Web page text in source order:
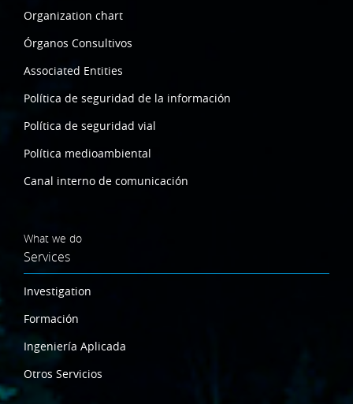
Organization chart
Órganos Consultivos
Associated Entities
Política de seguridad de la información
Política de seguridad vial
Política medioambiental
Canal interno de comunicación
What we do
Services
Investigation
Formación
Ingeniería Aplicada
Otros Servicios